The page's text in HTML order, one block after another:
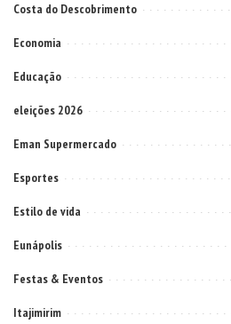
Costa do Descobrimento
Economia
Educação
eleições 2026
Eman Supermercado
Esportes
Estilo de vida
Eunápolis
Festas & Eventos
Itajimirim